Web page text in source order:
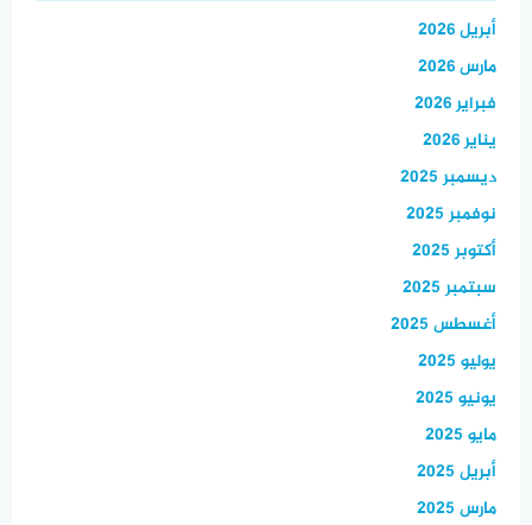
أبريل 2026
مارس 2026
فبراير 2026
يناير 2026
ديسمبر 2025
نوفمبر 2025
أكتوبر 2025
سبتمبر 2025
أغسطس 2025
يوليو 2025
يونيو 2025
مايو 2025
أبريل 2025
مارس 2025